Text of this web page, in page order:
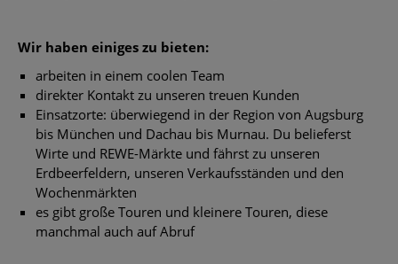
Wir haben einiges zu bieten:
arbeiten in einem coolen Team
direkter Kontakt zu unseren treuen Kunden
Einsatzorte: überwiegend in der Region von Augsburg
bis München und Dachau bis Murnau. Du belieferst
Wirte und REWE-Märkte und fährst zu unseren
Erdbeerfeldern, unseren Verkaufsständen und den
Wochenmärkten
es gibt große Touren und kleinere Touren, diese
manchmal auch auf Abruf